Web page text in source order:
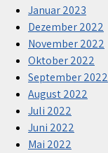
Januar 2023
Dezember 2022
November 2022
Oktober 2022
September 2022
August 2022
Juli 2022
Juni 2022
Mai 2022